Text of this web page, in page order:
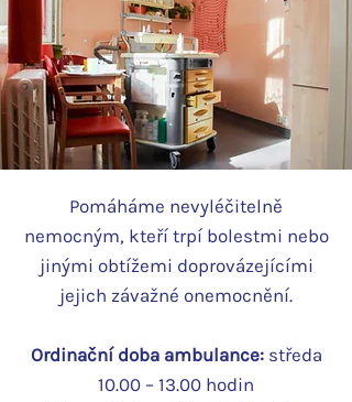
Pomáháme nevyléčitelně
nemocným, kteří trpí bolestmi nebo
jinými obtížemi doprovázejícími
jejich závažné onemocnění.
Ordinační doba ambulance:středa
10.00 – 13.00 hodin